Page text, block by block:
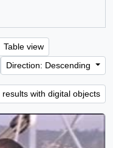
Table view
Direction: Descending
results with digital objects